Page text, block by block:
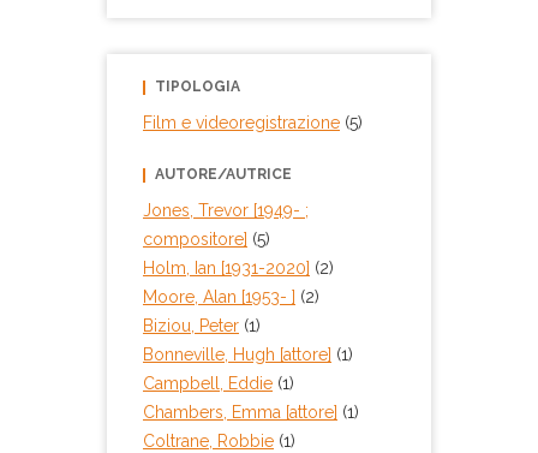
TIPOLOGIA
Film e videoregistrazione (5)
AUTORE/AUTRICE
Jones, Trevor [1949- ;
compositore] (5)
Holm, Ian [1931-2020] (2)
Moore, Alan [1953- ] (2)
Biziou, Peter (1)
Bonneville, Hugh [attore] (1)
Campbell, Eddie (1)
Chambers, Emma [attore] (1)
Coltrane, Robbie (1)